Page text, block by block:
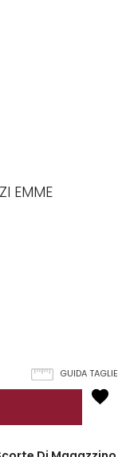
EMME
GUIDA TAGLIE